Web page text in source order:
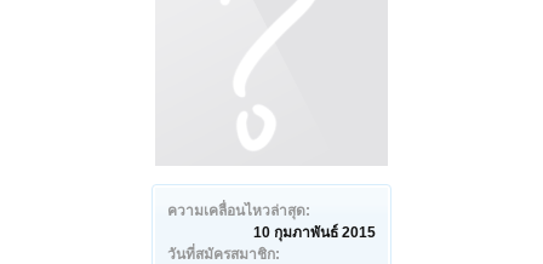
ความเคลื่อนไหวล่าสุด:
10 กุมภาพันธ์ 2015
วันที่สมัครสมาชิก: